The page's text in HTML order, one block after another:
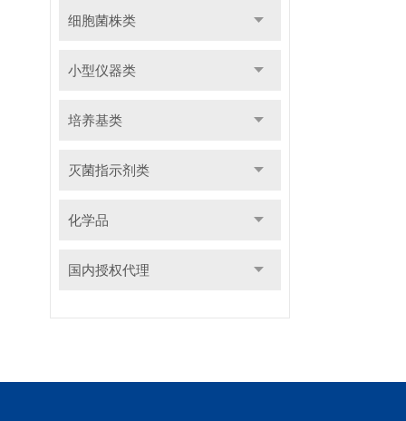
细胞菌株类
小型仪器类
培养基类
灭菌指示剂类
化学品
国内授权代理